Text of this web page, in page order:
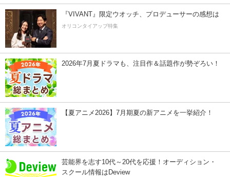
『VIVANT』限定ウオッチ、プロデューサーの感想は
オリコンタイアップ特集
2026年7月夏ドラマも、注目作＆話題作が勢ぞろい！
【夏アニメ2026】7月期夏の新アニメを一挙紹介！
芸能界を志す10代～20代を応援！オーディション・
スクール情報はDeview